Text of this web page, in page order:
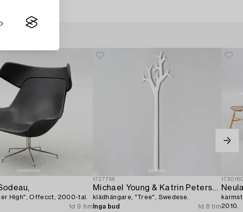
High", Offecct, 2000-tal.
1d 9 tim
1727766
Michael Young & Katrin Petersdottir,
klädhängare, "Tree", Swedese.
Inga bud
1d 8 tim2010.